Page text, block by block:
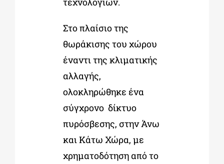
Στο πλαίσιο της
θωράκισης του χώρου
έναντι της κλιματικής
αλλαγής,
ολοκληρώθηκε ένα
σύγχρονο δίκτυο
πυρόσβεσης, στην Άνω
και Κάτω Χώρα, με
χρηματοδότηση από το